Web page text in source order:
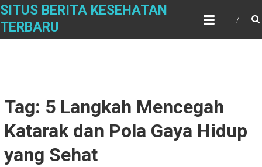
Skip
content
SITUS BERITA KESEHATAN
TERBARU
Tag: 5 Langkah Mencegah
Katarak dan Pola Gaya Hidup
yang Sehat